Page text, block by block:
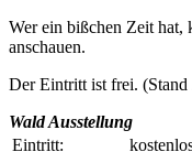
Wer ein bißchen Zeit hat,
anschauen.
Der Eintritt ist frei. (Stand
Wald Ausstellung
Eintritt: